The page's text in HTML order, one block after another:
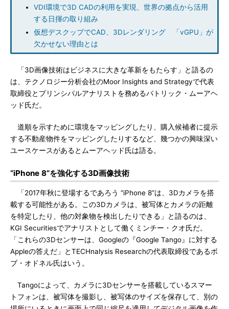
VDI環境で3D CADの利用を実現、世界の拠点から活用
する日揮の取り組み
仮想デスクップでCAD、3Dレンダリング 「vGPU」が
欠かせない理由とは
「3D画像技術はビジネスに大きな革新をもたらす」と語るの
は、テクノロジー分析会社のMoor Insights and Strategyで代表
取締役とプリンシパルアナリストを務めるパトリック・ムーアヘ
ッド氏だ。
道順を示すために環境をマッピングしたり、購入候補者に提示
する不動産物件をマッピングしたりするなど、幾つかの興味深い
ユースケースがあるとムーアヘッド氏は語る。
“iPhone 8”を強化する3D画像技術
「2017年秋に登場するであろう “iPhone 8”は、3Dカメラを搭
載する可能性がある。この3Dカメラは、被写体とカメラの距離
を特定したり、他の対象物を検出したりできる」と語るのは、
KGI Securitiesでアナリストとして働くミンチー・クオ氏だ。
「これらの3Dセンサーは、Googleの『Google Tango』に対する
Appleの答えだ」とTECHnalysis Researchの代表取締役であるボ
ブ・オドネル氏はいう。
Tangoによって、カメラに3Dセンサーを搭載しているスマー
トフォンは、被写体を撮影し、被写体のサイズを保存して、別の